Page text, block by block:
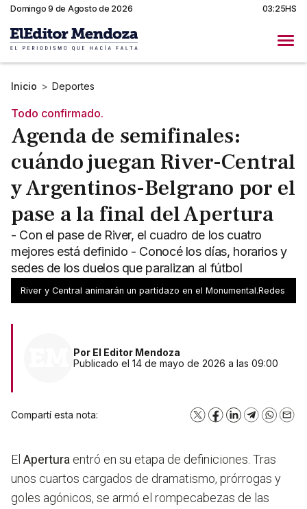
Domingo 9 de Agosto de 2026 03:25HS
Inicio > Deportes
Todo confirmado.
Agenda de semifinales:
cuándo juegan River-Central
y Argentinos-Belgrano por el
pase a la final del Apertura
- Con el pase de River, el cuadro de los cuatro
mejores está definido - Conocé los días, horarios y
sedes de los duelos que paralizan al fútbol
argentino
River y Central animarán un partidazo en el Monumental.Redes
Por El Editor Mendoza
Publicado el 14 de mayo de 2026 a las 09:00
Compartí esta nota: X Facebook
LinkedInTelegram
El Apertura entró en su etapa de definiciones. Tras
unos cuartos cargados de dramatismo, prórrogas y
goles agónicos, se armó el rompecabezas de las